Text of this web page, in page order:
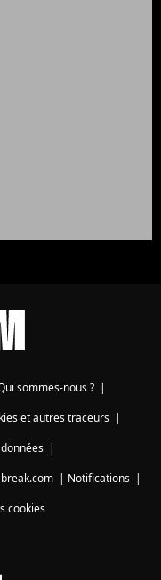
sommes-nous ? |
et autres traceurs|
|
| Notifications |
cookies